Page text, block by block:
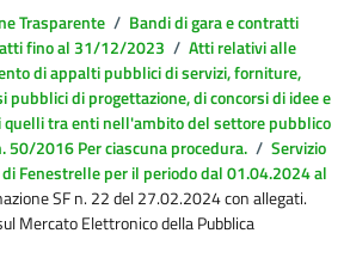
Trasparente / Bandi di gara e contratti
fino al 31/12/2023 / Atti relativi alle
di appalti pubblici di servizi, forniture,
pubblici di progettazione, di concorsi di idee e
quelli tra enti nell'ambito del settore pubblico
50/2016 Per ciascuna procedura. / Servizio
Fenestrelle per il periodo dal 01.04.2024 al
SF n. 22 del 27.02.2024 con allegati.
Mercato Elettronico della Pubblica